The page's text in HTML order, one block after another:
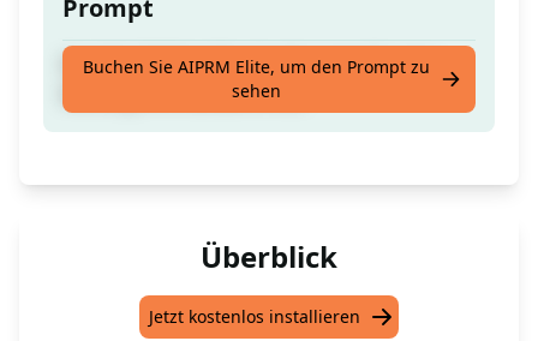
Prompt
Erstelle 10 Meta-Beschreibungen für eine
beliebige vorhandene URL.
Buchen Sie AIPRM Elite, um den Prompt zu
sehen
Überblick
Jetzt kostenlos installieren